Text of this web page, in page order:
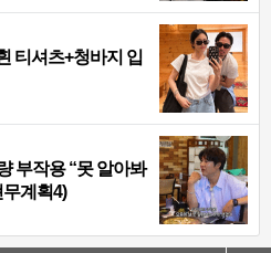
티셔츠+청바지 입
부작용 “못 알아봐
계획4)